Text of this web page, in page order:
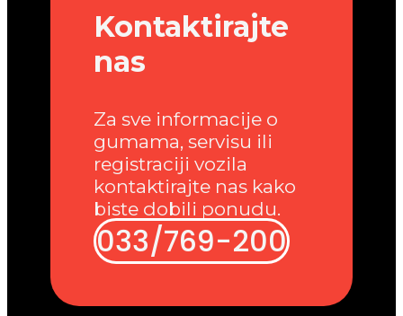
Kontaktirajte
nas
Za sve informacije o
gumama, servisu ili
registraciji vozila
kontaktirajte nas kako
biste dobili ponudu.
033/769-200